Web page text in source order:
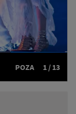
POZA 1 / 13